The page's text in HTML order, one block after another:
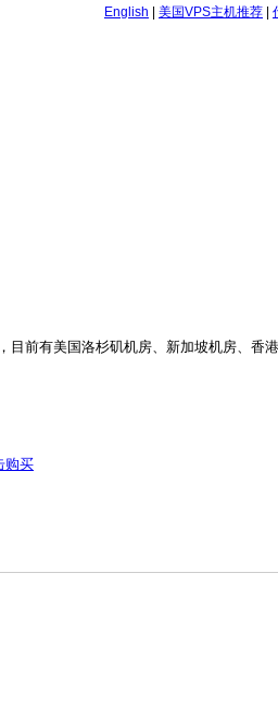
English 美国VPS主机推荐
前有美国洛杉矶机房、新加坡机房、香
购买